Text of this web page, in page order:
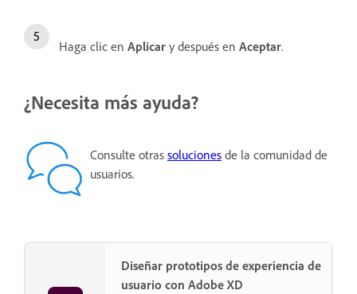
Haga clic en Aplicar y después en Aceptar.
¿Necesita más ayuda?
Consulte otras soluciones de la comunidad de
usuarios.
Diseñar prototipos de experiencia de
usuario con Adobe XD